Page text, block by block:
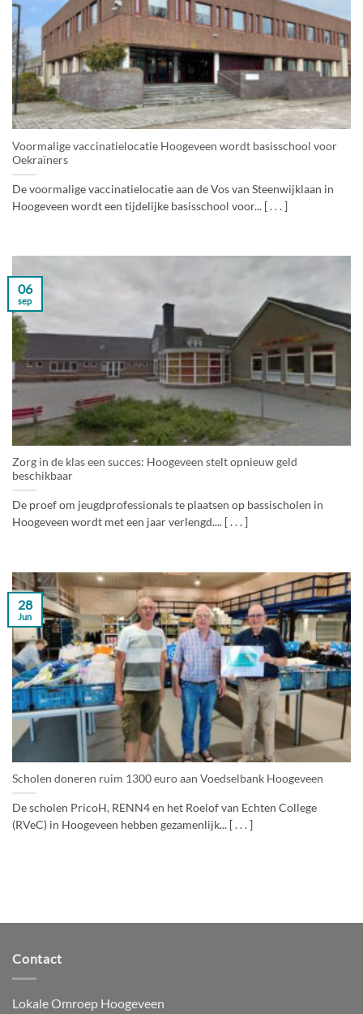
Voormalige vaccinatielocatie Hoogeveen wordt basisschool voor
Oekraïners
De voormalige vaccinatielocatie aan de Vos van Steenwijklaan in
Hoogeveen wordt een tijdelijke basisschool voor... [ . . . ]
Zorg in de klas een succes: Hoogeveen stelt opnieuw geld
beschikbaar
De proef om jeugdprofessionals te plaatsen op bassischolen in
Hoogeveen wordt met een jaar verlengd.... [ . . . ]
06
sep
Scholen doneren ruim 1300 euro aan Voedselbank Hoogeveen
De scholen PricoH, RENN4 en het Roelof van Echten College
(RVeC) in Hoogeveen hebben gezamenlijk... [ . . . ]
28
Jun
Contact
Lokale Omroep Hoogeveen